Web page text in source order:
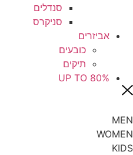
סנדלים
סניקרס
אביזרים
כובעים
תיקים
UP TO 80%
MEN
WOMEN
KIDS